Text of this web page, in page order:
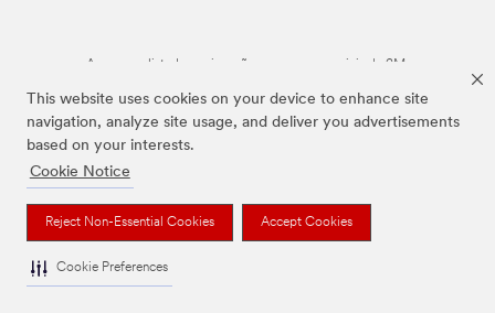
This website uses cookies on your device to enhance site
navigation, analyze site usage, and deliver you advertisements
based on your interests.
Cookie Notice
Reject Non-Essential Cookies Accept Cookies
Cookie Preferences
As marcas listadas a cima são marcas comerciais da 3M.